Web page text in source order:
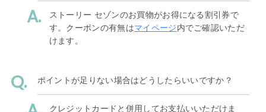
ストーリー セゾンのお買物がお得になる割引券で
す。クーポンの有無はマイページ内でご確認いただ
けます。
ポイントが足りない場合はどうしたらいいですか？
クレジットカードと併用してお支払いいただけま